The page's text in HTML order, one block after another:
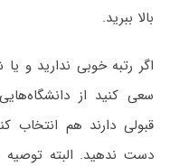
بالا ببرید.
اگر رتبه خوبی ندارید و
سعی کنید از
قبولی دارند هم انتخاب
دست ندهید. البته